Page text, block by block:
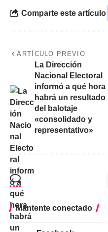
Comparte este artículo
ARTÍCULO PREVIO
La Dirección
Nacional Electoral
informó a qué hora
habrá un resultado
del balotaje
«consolidado y
representativo»
Mantente conectado